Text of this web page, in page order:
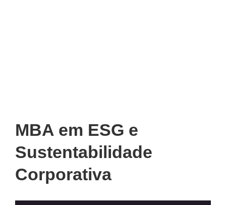
MBA em ESG e
Sustentabilidade
Corporativa